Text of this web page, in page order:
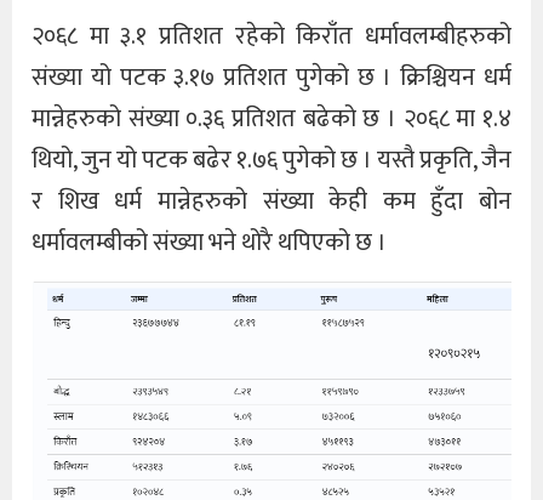
२०६८ मा ३.१ प्रतिशत रहेको किराँत धर्मावलम्बीहरुको
संख्या यो पटक ३.१७ प्रतिशत पुगेको छ । क्रिश्चियन धर्म
मान्नेहरुको संख्या ०.३६ प्रतिशत बढेको छ । २०६८ मा १.४
थियो, जुन यो पटक बढेर १.७६ पुगेको छ । यस्तै प्रकृति, जैन
र शिख धर्म मान्नेहरुको संख्या केही कम हुँदा बोन
धर्मावलम्बीको संख्या भने थोरै थपिएको छ ।